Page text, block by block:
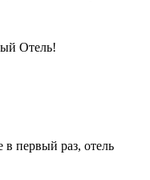
Отель!
в первый раз, отель